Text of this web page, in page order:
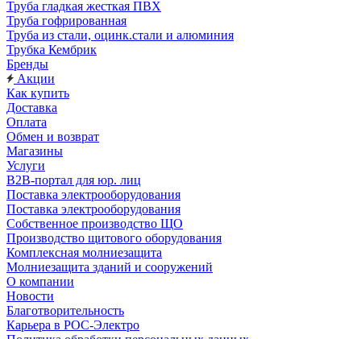
Труба гладкая жесткая ПВХ
Труба гофрированная
Труба из стали, оцинк.стали и алюминия
Трубка Кембрик
Бренды
Акции
Как купить
Доставка
Оплата
Обмен и возврат
Магазины
Услуги
B2B-портал для юр. лиц
Поставка электрооборудования
Поставка электрооборудования
Собственное производство ЩО
Производство щитового оборудования
Комплексная молниезащита
Молниезащита зданий и сооружений
О компании
Новости
Благотворительность
Карьера в РОС-Электро